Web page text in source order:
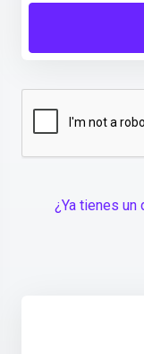
¿Ya tienes